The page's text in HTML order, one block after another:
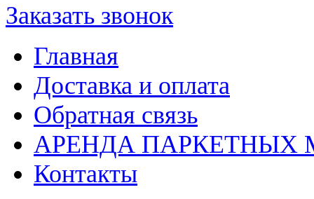
Заказать звонок
Главная
Доставка и оплата
Обратная связь
АРЕНДА
Контакты